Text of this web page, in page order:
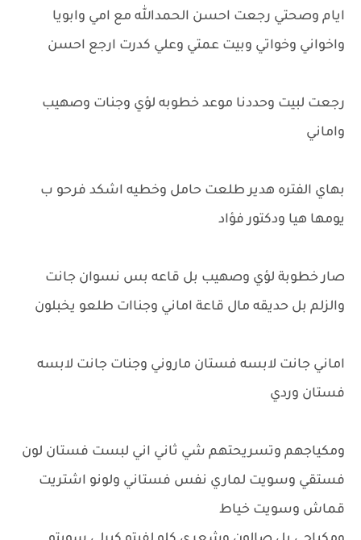
ايام وصحتي رجعت احسن الحمدالله مع امي وابويا
واخواني وخواتي وبيت عمتي وعلي كدرت ارجع احسن
رجعت لبيت وحددنا موعد خطوبه لؤي وجنات وصهيب
واماني
بهاي الفتره هدير طلعت حامل وخطيه اشكد فرحو ب
يومها هيا ودكتور فؤاد
صار خطوبة لؤي وصهيب بل قاعه بس نسوان جانت
والزلم بل حديقه مال قاعة اماني وجناات طلعو يخبلون
اماني جانت لابسه فستان ماروني وجنات جانت لابسه
فستان وردي
ومكياجهم وتسريحتهم شي ثاني اني لبست فستان لون
فستقي وسويت لماري نفس فستاني ولونو اشتريت
قماش وسويت خياط